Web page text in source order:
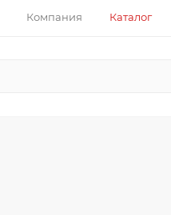
Компания Каталог